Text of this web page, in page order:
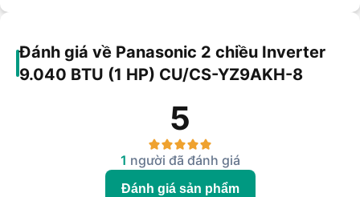
Đánh giá về Panasonic 2 chiều Inverter
9.040 BTU (1 HP) CU/CS-YZ9AKH-8
5
1 người đã đánh giá
Đánh giá sản phẩm